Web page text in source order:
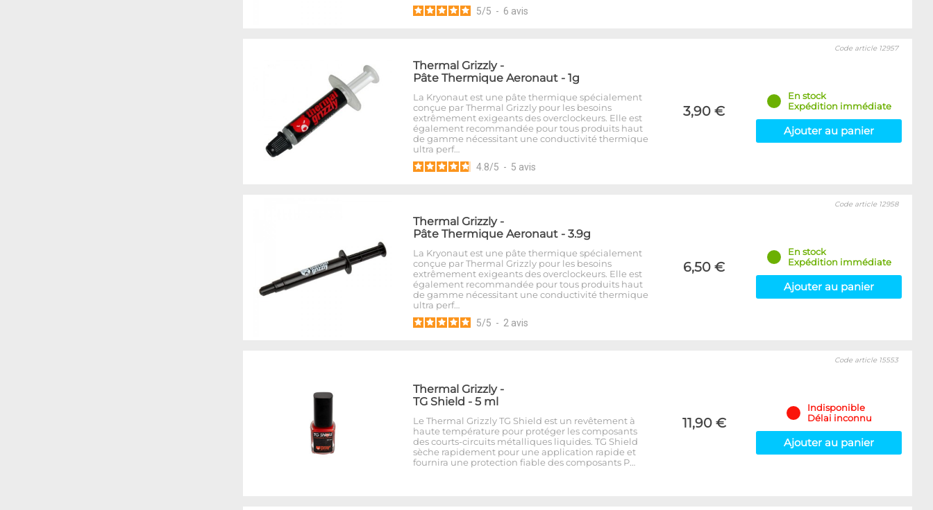
5/5 - 6 avis
Thermal Grizzly-
Pâte Thermique Aeronaut - 1g
La Kryonaut est une pâte thermique spécialement
conçue par Thermal Grizzly pour les besoins
extrêmement exigeants des overclockeurs. Elle est
également recommandée pour tous produits haut
de gamme nécessitant une conductivité thermique
ultra perf…
4.8/5 - 5 avis
3,90 €
Code article 12957
En stock
Expédition immédiate
Ajouter au panier
Thermal Grizzly-
Pâte Thermique Aeronaut - 3.9g
La Kryonaut est une pâte thermique spécialement
conçue par Thermal Grizzly pour les besoins
extrêmement exigeants des overclockeurs. Elle est
également recommandée pour tous produits haut
de gamme nécessitant une conductivité thermique
ultra perf…
5/5 - 2 avis
6,50 €
Code article 12958
En stock
Expédition immédiate
Ajouter au panier
Thermal Grizzly-
TG Shield - 5 ml
Le Thermal Grizzly TG Shield est un revêtement à
haute température pour protéger les composants
des courts-circuits métalliques liquides. TG Shield
sèche rapidement pour une application rapide et
fournira une protection fiable des composants P…
11,90 €
Code article 15553
Indisponible
Délai inconnu
Ajouter au panier